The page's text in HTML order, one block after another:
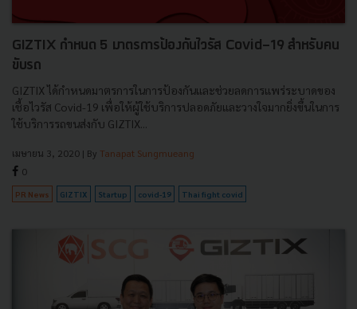
GIZTIX กำหนด 5 มาตรการป้องกันไวรัส Covid-19 สำหรับคน
ขับรถ
GIZTIX ได้กำหนดมาตรการในการป้องกันและช่วยลดการแพร่ระบาดของ
เชื้อไวรัส Covid-19 เพื่อให้ผู้ใช้บริการปลอดภัยและวางใจมากยิ่งขึ้นในการ
ใช้บริการรถขนส่งกับ GIZTIX...
เมษายน 3, 2020 | By Tanapat Sungmueang
0
PR News GIZTIX Startup covid-19 Thai fight covid